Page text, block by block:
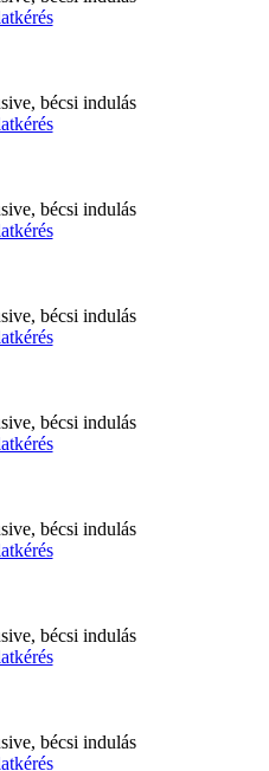
bécsi indulás
bécsi indulás
bécsi indulás
bécsi indulás
bécsi indulás
bécsi indulás
bécsi indulás